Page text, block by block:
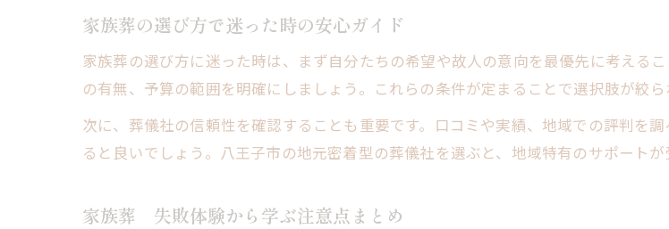
家族葬の選び方で迷った時の安心ガイド
家族葬の選び方に迷った時は、まず自分たちの希望や故人の意向を最優先に考える
の有無、予算の範囲を明確にしましょう。これらの条件が定まることで選択肢が絞ら
次に、葬儀社の信頼性を確認することも重要です。口コミや実績、地域での評判を
ると良いでしょう。八王子市の地元密着型の葬儀社を選ぶと、地域特有のサポートが
家族葬 失敗体験から学ぶ注意点まとめ